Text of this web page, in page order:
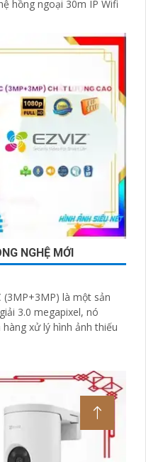
hồng ngoại 30m IP Wifi
NGHỆ MỚI
(3MP+3MP) là một sản
xử lý hình ảnh thiếu